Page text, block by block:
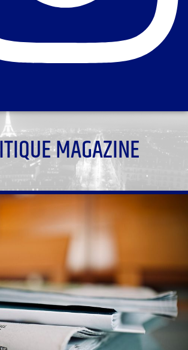
MAGAZINE